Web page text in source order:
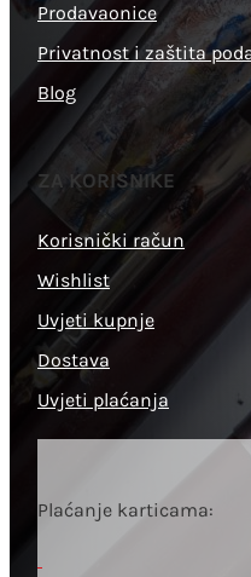
Prodavaonice
Privatnost i zaštita
Blog
ZA KORISNIKE
Korisnički račun
Wishlist
Uvjeti kupnje
Dostava
Uvjeti plaćanja
Plaćanje karticama: